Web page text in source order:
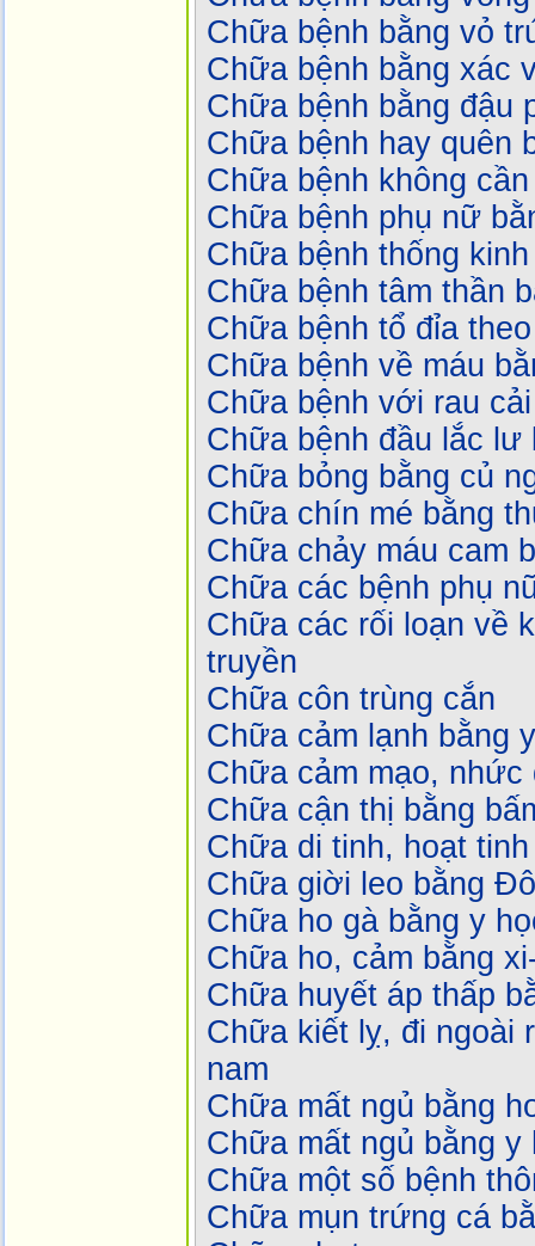
Chữa bệnh bằng vỏ
Chữa bệnh bằng xác
Chữa bệnh bằng đậu
Chữa bệnh hay quên
Chữa bệnh không
Chữa bệnh phụ nữ
Chữa bệnh thống
Chữa bệnh tâm thần
Chữa bệnh tổ đỉa
Chữa bệnh về máu
Chữa bệnh với rau
Chữa bệnh đầu lắc lư
Chữa bỏng bằng củ
Chữa chín mé bằng
Chữa chảy máu cam
Chữa các bệnh phụ
Chữa các rối loạn về
truyền
Chữa côn trùng cắn
Chữa cảm lạnh bằng
Chữa cảm mạo, nhức
Chữa cận thị bằng
Chữa di tinh, hoạt
Chữa giời leo bằng
Chữa ho gà bằng y
Chữa ho, cảm bằng
Chữa huyết áp thấp
Chữa kiết lỵ, đi ngoài
nam
Chữa mất ngủ bằng
Chữa mất ngủ bằng y
Chữa một số bệnh
Chữa mụn trứng cá